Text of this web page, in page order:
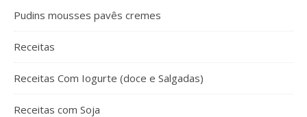
Pudins mousses pavês cremes
Receitas
Receitas Com Iogurte (doce e Salgadas)
Receitas com Soja